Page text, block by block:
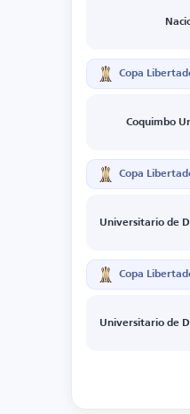
Copa
Coquimbo
Copa
Copa